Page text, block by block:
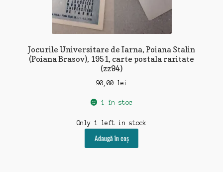
Jocurile Universitare de Iarna, Poiana Stalin
(Poiana Brasov), 1951, carte postala raritate
(zz94)
90,00 lei
1 în stoc
Only 1 left in stock
Adaugă în coș